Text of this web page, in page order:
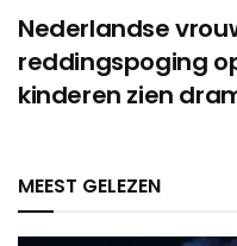
Nederlandse
reddingspoging
kinderen zien
MEEST GELEZEN